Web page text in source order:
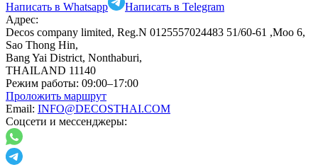
Написать в Whatsapp
Написать в Telegram
Адрес:
Decos company limited, Reg.N 0125557024483 51/60-61 ,Moo 6,
Sao Thong Hin,
Bang Yai District, Nonthaburi,
THAILAND 11140
Режим работы: 09:00–17:00
Проложить маршрут
Email: INFO@DECOSTHAI.COM
Соцсети и мессенджеры: